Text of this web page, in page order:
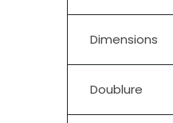
Dimensions
Doublure